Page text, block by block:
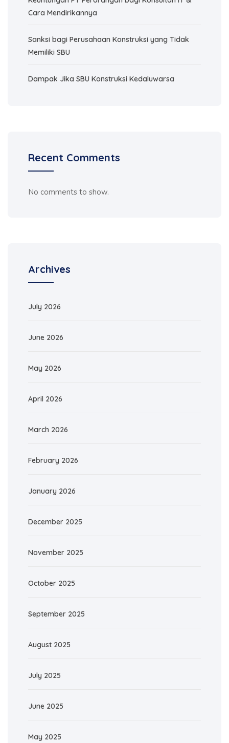
Cara Mendirikannya
Sanksi bagi Perusahaan Konstruksi yang Tidak
Memiliki SBU
Dampak Jika SBU Konstruksi Kedaluwarsa
Recent Comments
No comments to show.
Archives
July 2026
June 2026
May 2026
April 2026
March 2026
February 2026
January 2026
December 2025
November 2025
October 2025
September 2025
August 2025
July 2025
June 2025
May 2025